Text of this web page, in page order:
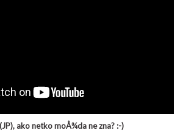
ako netko moÅ¾da ne zna? :-)